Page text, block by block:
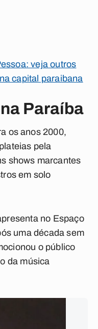
veja outros
capital paraibana
Paraíba
os anos 2000,
pela
shows marcantes
em solo
no Espaço
uma década sem
o público
da música